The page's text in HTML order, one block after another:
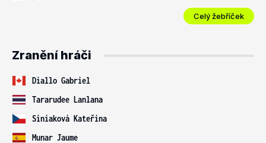
Celý žebříček
Zranění hráči
Diallo Gabriel
Tararudee Lanlana
Siniaková Kateřina
Munar Jaume